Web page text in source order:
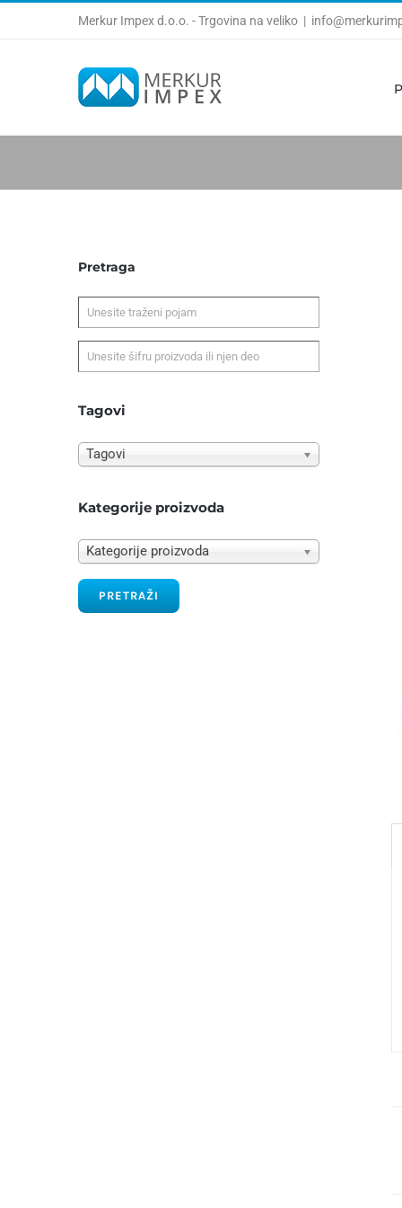
Merkur Impex d.o.o. - Trgovina na veliko |
Pretraga
Tagovi
Tagovi
Kategorije proizvoda
Kategorije proizvoda
PRETRAŽI